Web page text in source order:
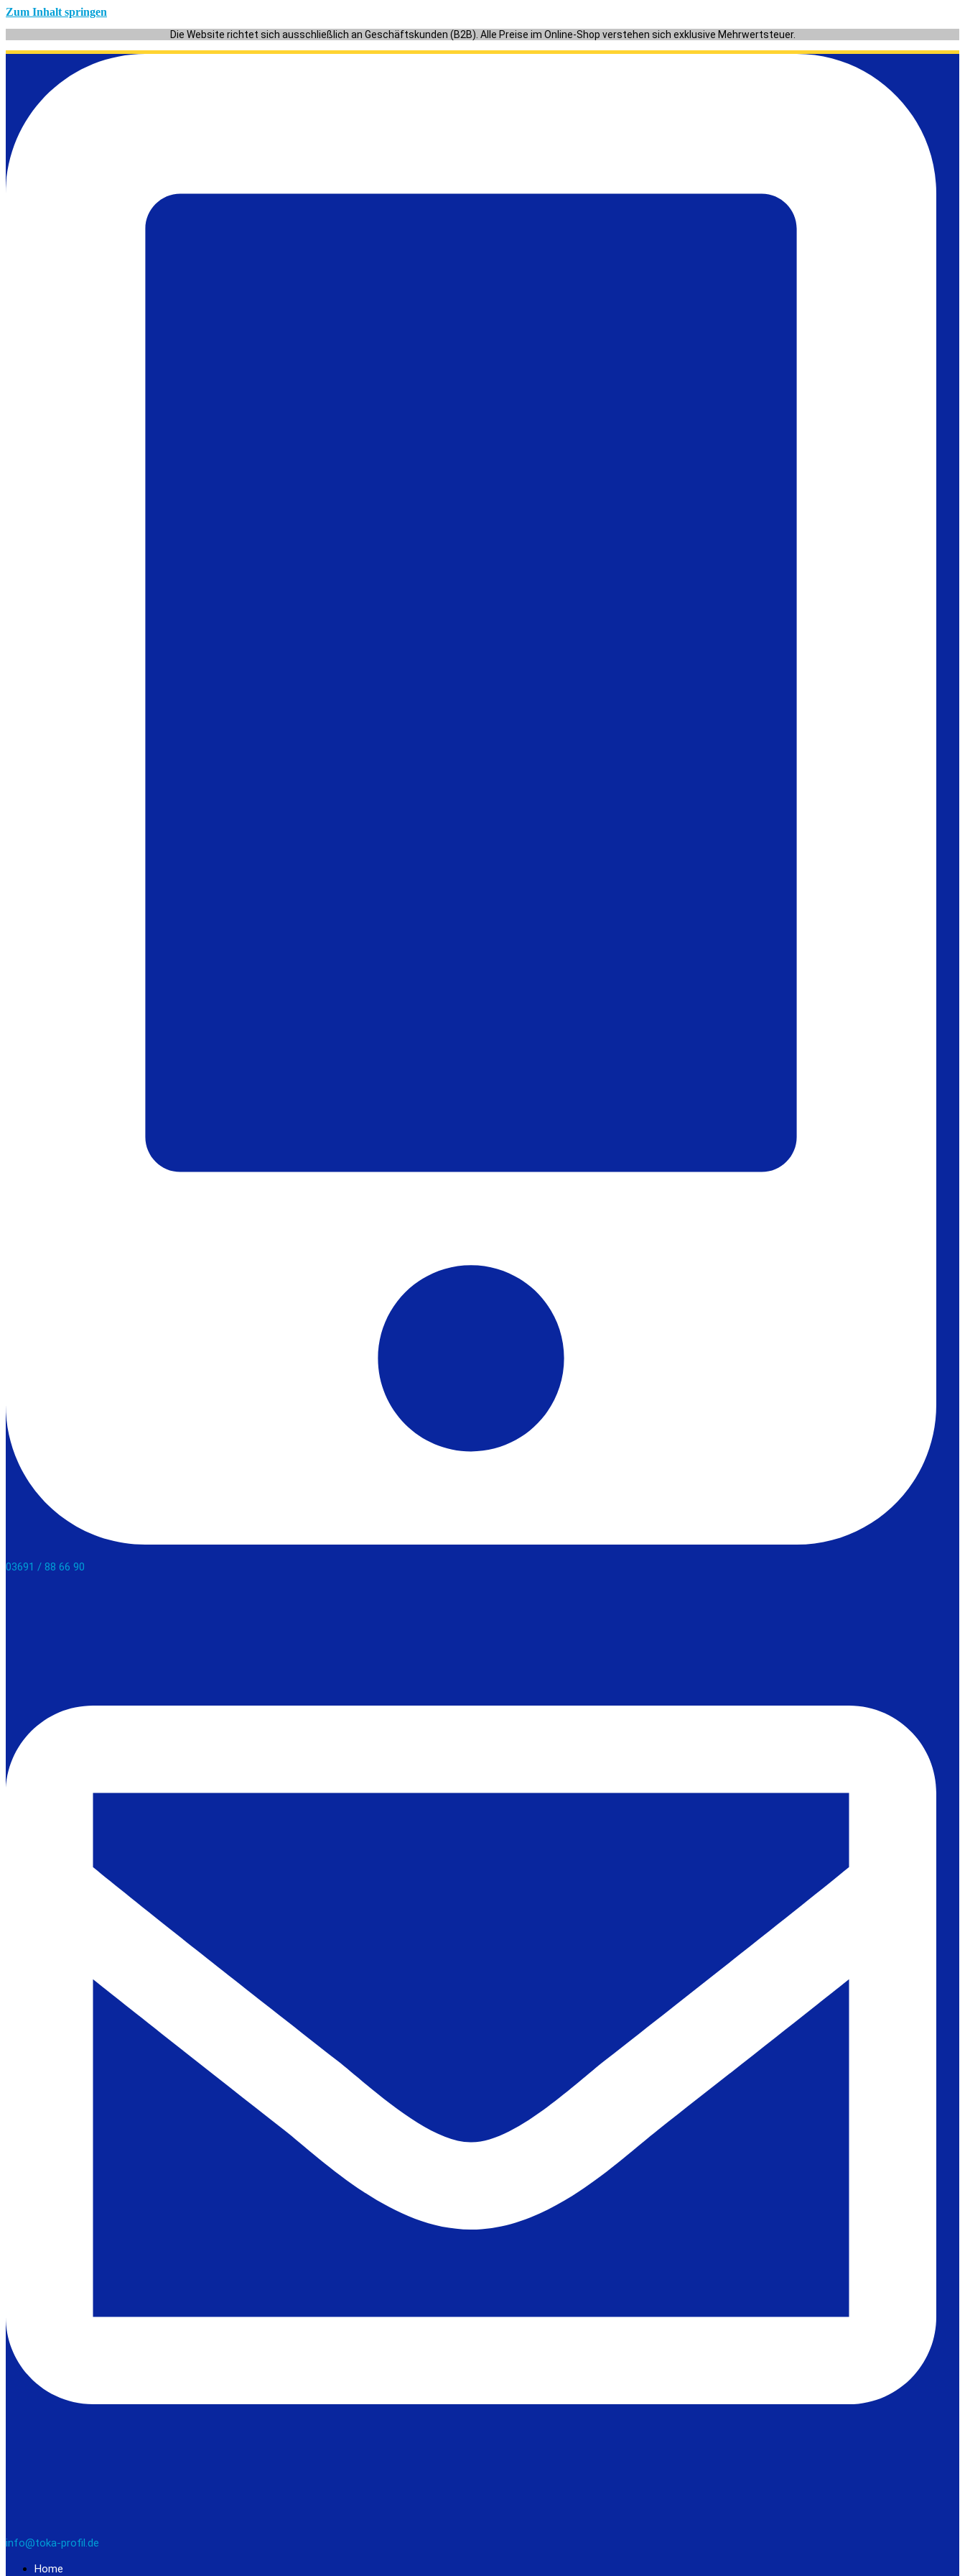
Zum Inhalt springen
Die Website richtet sich ausschließlich an Geschäftskunden (B2B). Alle Preise im Online-Shop verstehen sich exklusive Mehrwertsteuer.
03691 / 88 66 90​
info@toka-profil.de
Home